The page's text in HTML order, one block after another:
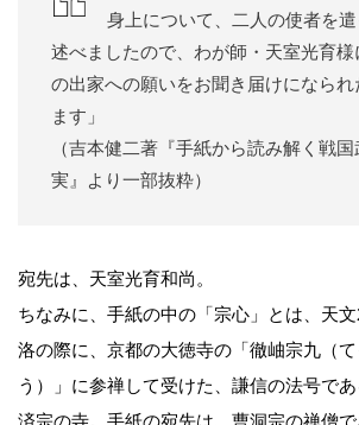
身上について、二人の使者を
述べましたので、わが師・天室光育
の出家への願いをお聞き届けになられ
ます」
（吉本健二著『手紙から読み解く戦
実』より一部抜粋）
宛先は、天室光育和尚。
ちなみに、手紙の中の「宗心」とは、天
洛の際に、京都の大徳寺の「徹岫宗九（
う）」に参禅して受けた、謙信の法号で